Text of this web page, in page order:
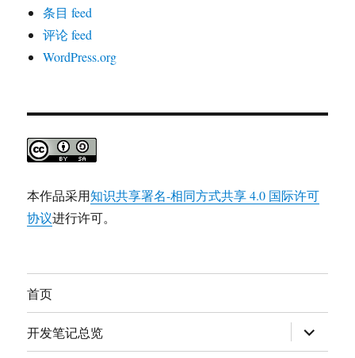
条目 feed
评论 feed
WordPress.org
本作品采用知识共享署名-相同方式共享 4.0 国际许可
协议进行许可。
首页
开发笔记总览 展
开
子